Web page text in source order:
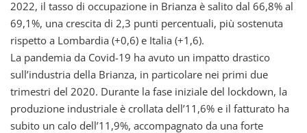
2022, il tasso di occupazione in Brianza è salito dal 66,8% al
69,1%, una crescita di 2,3 punti percentuali, più sostenuta
rispetto a Lombardia (+0,6) e Italia (+1,6).
La pandemia da Covid-19 ha avuto un impatto drastico
sull’industria della Brianza, in particolare nei primi due
trimestri del 2020. Durante la fase iniziale del lockdown, la
produzione industriale è crollata dell’11,6% e il fatturato ha
subito un calo dell’11,9%, accompagnato da una forte